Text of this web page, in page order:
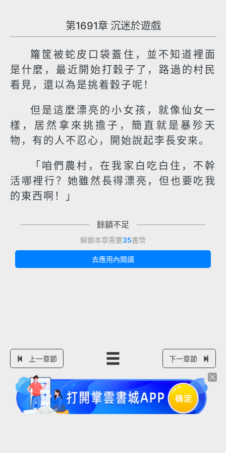
第1691章 沉迷於遊戲
籮筐被蛇皮口袋蓋住，並不知道裡面
是什麼，最近開始打穀子了，路過的村民
看見，還以為是挑着穀子呢！
但是這麼漂亮的小女孩，就像仙女一
樣，居然拿來挑擔子，簡直就是暴殄天
物，有的人不忍心，開始說起李長安來。
「咱們農村，在我家白吃白住，不幹
活哪裡行？她雖然長得漂亮，但也要吃我
的東西啊！」
餘額不足
解鎖本章需要35書幣
去應用內閱讀
上一章節 下一章節